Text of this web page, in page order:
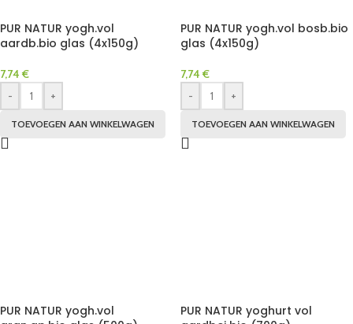
PUR NATUR yogh.vol
aardb.bio glas (4x150g)
7,74 €
-
+
TOEVOEGEN AAN WINKELWAGEN
PUR NATUR yogh.vol bosb.bio
glas (4x150g)
7,74 €
-
+
TOEVOEGEN AAN WINKELWAGEN
PUR NATUR yogh.vol
PUR NATUR yoghurt vol